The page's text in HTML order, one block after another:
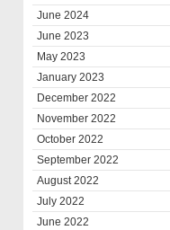
June 2024
June 2023
May 2023
January 2023
December 2022
November 2022
October 2022
September 2022
August 2022
July 2022
June 2022